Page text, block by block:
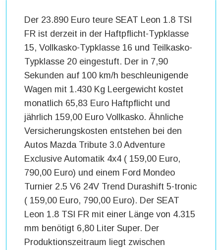
Der 23.890 Euro teure SEAT Leon 1.8 TSI
FR ist derzeit in der Haftpflicht-Typklasse
15, Vollkasko-Typklasse 16 und Teilkasko-
Typklasse 20 eingestuft. Der in 7,90
Sekunden auf 100 km/h beschleunigende
Wagen mit 1.430 Kg Leergewicht kostet
monatlich 65,83 Euro Haftpflicht und
jährlich 159,00 Euro Vollkasko. Ähnliche
Versicherungskosten entstehen bei den
Autos Mazda Tribute 3.0 Adventure
Exclusive Automatik 4x4 ( 159,00 Euro,
790,00 Euro) und einem Ford Mondeo
Turnier 2.5 V6 24V Trend Durashift 5-tronic
( 159,00 Euro, 790,00 Euro). Der SEAT
Leon 1.8 TSI FR mit einer Länge von 4.315
mm benötigt 6,80 Liter Super. Der
Produktionszeitraum liegt zwischen